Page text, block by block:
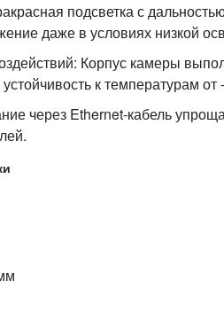
подсветка с
даже в условиях низкой
Корпус камеры
к температурам от
через Ethernet-кабель